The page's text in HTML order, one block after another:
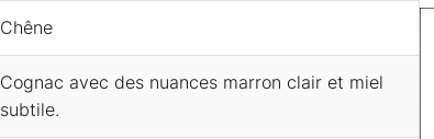
Chêne
Cognac avec des nuances marron clair et miel
subtile.